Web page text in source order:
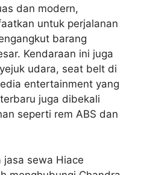
dan modern,
untuk perjalanan
barang
Kendaraan ini juga
udara, seat belt di
entertainment yang
juga dibekali
seperti rem ABS dan
sewa Hiace